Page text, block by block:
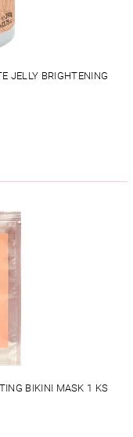
JELLY BRIGHTENING
BIKINI MASK 1 KS